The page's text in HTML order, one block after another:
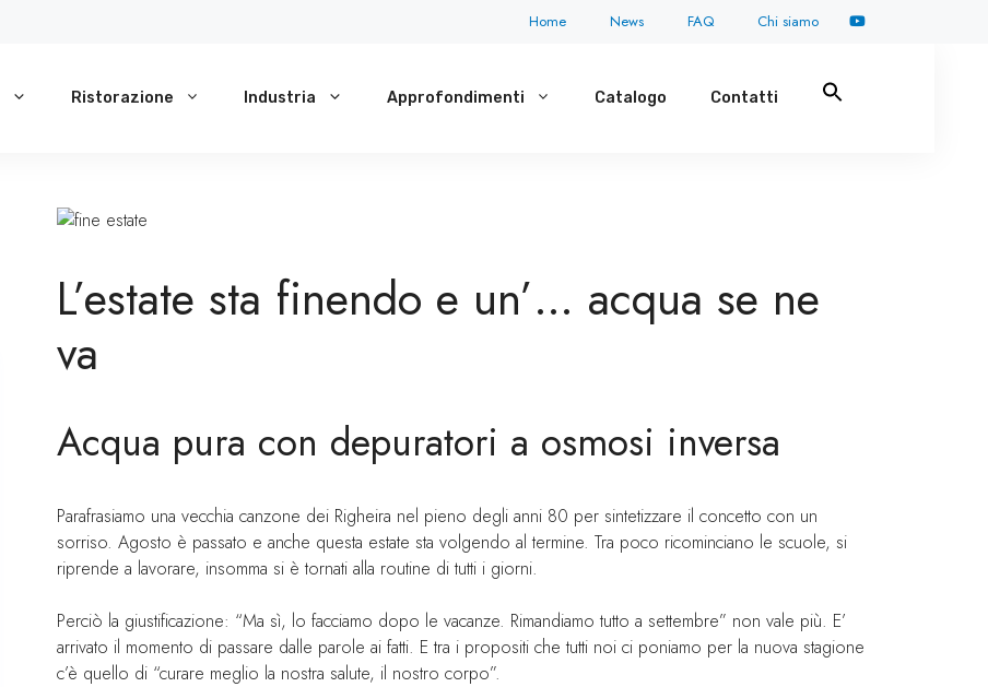
Home News FAQ Chi siamo
Ristorazione Industria Approfondimenti Catalogo Contatti
L’estate sta finendo e un’… acqua se ne
va
Acqua pura con depuratori a osmosi inversa
Parafrasiamo una vecchia canzone dei Righeira nel pieno degli anni 80 per sintetizzare il concetto con un
sorriso. Agosto è passato e anche questa estate sta volgendo al termine. Tra poco ricominciano le scuole, si
riprende a lavorare, insomma si è tornati alla routine di tutti i giorni.
Perciò la giustificazione: “Ma sì, lo facciamo dopo le vacanze. Rimandiamo tutto a settembre” non vale più. E’
arrivato il momento di passare dalle parole ai fatti. E tra i propositi che tutti noi ci poniamo per la nuova stagione
c’è quello di “curare meglio la nostra salute, il nostro corpo”.